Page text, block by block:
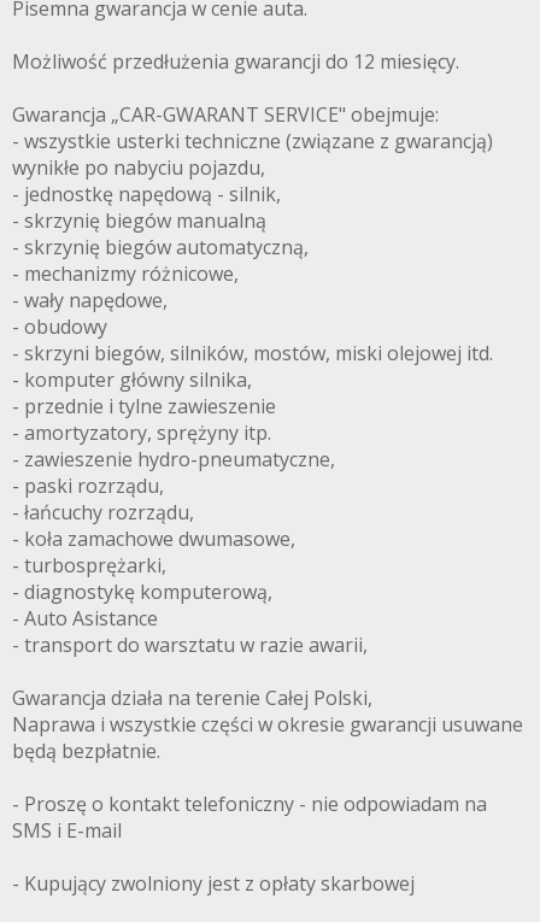
Pisemna gwarancja w cenie auta.
Możliwość przedłużenia gwarancji do 12 miesięcy.
Gwarancja „CAR-GWARANT SERVICE" obejmuje:
- wszystkie usterki techniczne (związane z gwarancją)
wynikłe po nabyciu pojazdu,
- jednostkę napędową - silnik,
- skrzynię biegów manualną
- skrzynię biegów automatyczną,
- mechanizmy różnicowe,
- wały napędowe,
- obudowy
- skrzyni biegów, silników, mostów, miski olejowej itd.
- komputer główny silnika,
- przednie i tylne zawieszenie
- amortyzatory, sprężyny itp.
- zawieszenie hydro-pneumatyczne,
- paski rozrządu,
- łańcuchy rozrządu,
- koła zamachowe dwumasowe,
- turbosprężarki,
- diagnostykę komputerową,
- Auto Asistance
- transport do warsztatu w razie awarii,
Gwarancja działa na terenie Całej Polski,
Naprawa i wszystkie części w okresie gwarancji usuwane
będą bezpłatnie.
- Proszę o kontakt telefoniczny - nie odpowiadam na
SMS i E-mail
- Kupujący zwolniony jest z opłaty skarbowej